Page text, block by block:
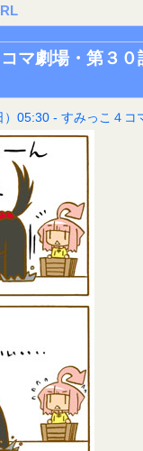
マ劇場・第３
05:30 - すみっこ４コ